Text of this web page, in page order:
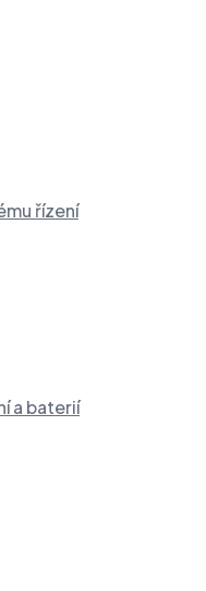
řízení
a baterií